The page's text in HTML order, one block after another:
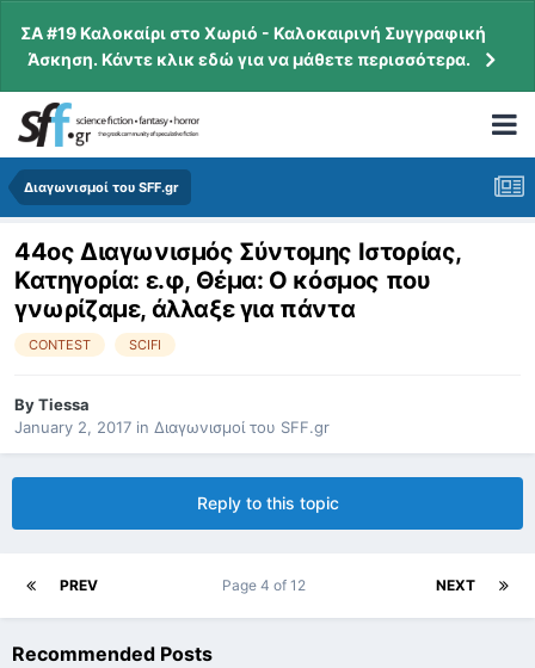
ΣΑ #19 Καλοκαίρι στο Χωριό - Καλοκαιρινή Συγγραφική
Άσκηση. Κάντε κλικ εδώ για να μάθετε περισσότερα.
Διαγωνισμοί του SFF.gr
44ος Διαγωνισμός Σύντομης Ιστορίας,
Κατηγορία: ε.φ, Θέμα: Ο κόσμος που
γνωρίζαμε, άλλαξε για πάντα
CONTEST SCIFI
ByTiessa
January 2, 2017 in Διαγωνισμοί του SFF.gr
Reply to this topic
PREV NEXT
Page 4 of 12
Recommended Posts